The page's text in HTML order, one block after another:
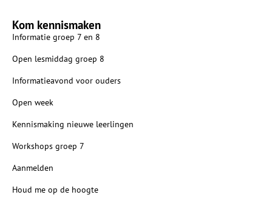
Kom kennismaken
Informatie groep 7 en 8
Open lesmiddag groep 8
Informatieavond voor ouders
Open week
Kennismaking nieuwe leerlingen
Workshops groep 7
Aanmelden
Houd me op de hoogte